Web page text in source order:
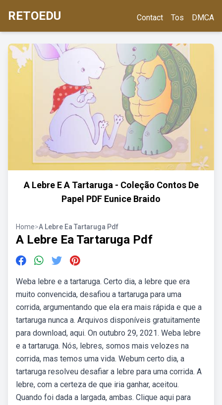
RETOEDU Contact Tos DMCA
A Lebre E A Tartaruga - Coleção Contos De
Papel PDF Eunice Braido
Home>A Lebre Ea Tartaruga Pdf
A Lebre Ea Tartaruga Pdf
Weba lebre e a tartaruga. Certo dia, a lebre que era
muito convencida, desafiou a tartaruga para uma
corrida, argumentando que ela era mais rápida e que a
tartaruga nunca a. Arquivos disponíveis gratuitamente
para download, aqui. On outubro 29, 2021. Weba lebre
e a tartaruga. Nós, lebres, somos mais velozes na
corrida, mas temos uma vida. Webum certo dia, a
tartaruga resolveu desafiar a lebre para uma corrida. A
lebre, com a certeza de que iria ganhar, aceitou.
Quando foi dada a largada, ambas. Clique aqui para